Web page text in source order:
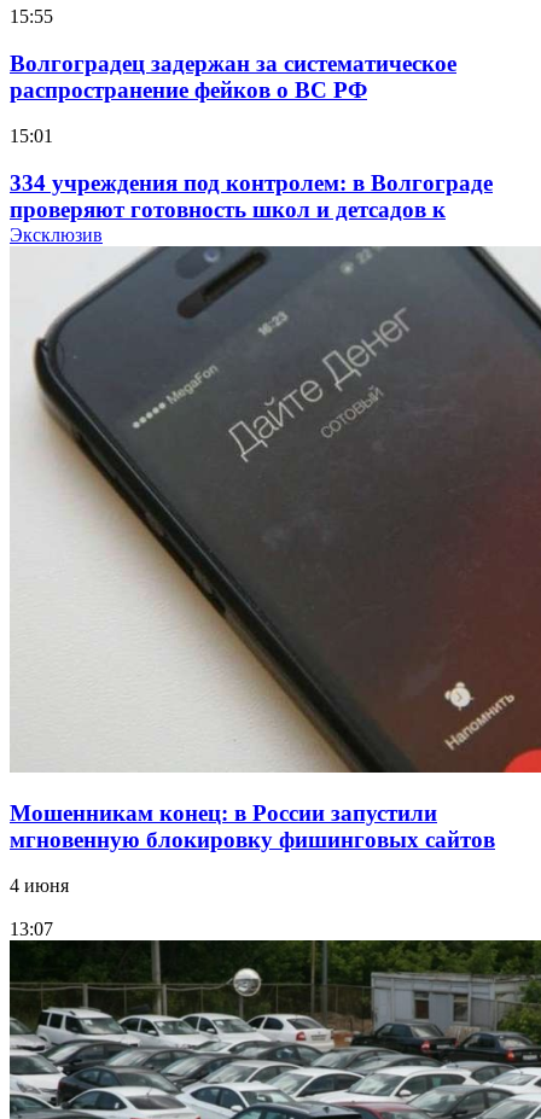
15:55
Волгоградец задержан за систематическое
распространение фейков о ВС РФ
15:01
334 учреждения под контролем: в Волгограде
проверяют готовность школ и детсадов к
учебному году
Покушение на убийство в Волгограде: девушка
напала на незнакомую женщину с ножом
12:39
Сладкий праздник в Волгограде: в Центральном
парке прошёл фестиваль „Арбузный переполох“
Волгоградские компании нарастили экспорт:
заключены контракты на 3,6 млн долларов
Эксклюзив
Мошенникам конец: в России запустили
мгновенную блокировку фишинговых сайтов
4 июня
13:07